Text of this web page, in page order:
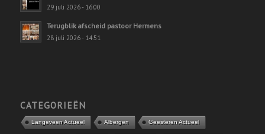
29 juli 2026 - 16:00
Terugblik afscheid pastoor Hermens
28 juli 2026 - 14:51
CATEGORIEËN
Langeveen Actueel Albergen Geesteren Actueel